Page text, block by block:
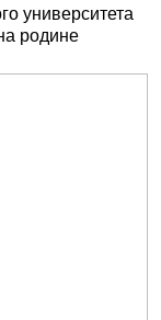
университета
родине